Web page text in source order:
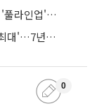
D램·낸드 모두 세계 1위…삼성, AI 메모리 '풀라인업'으로 승부
갤럭시 Z 폴드8, 사전판매 144만대 '역대 최대'…7년만에 갤노트10 기록 넘어
0